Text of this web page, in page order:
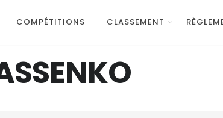
COMPÉTITIONS CLASSEMENT